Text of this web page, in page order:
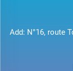
Add: N°16, route